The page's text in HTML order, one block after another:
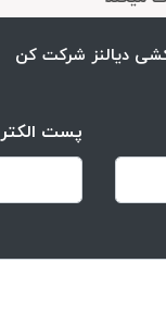
دیالنز شرکت کن
پست